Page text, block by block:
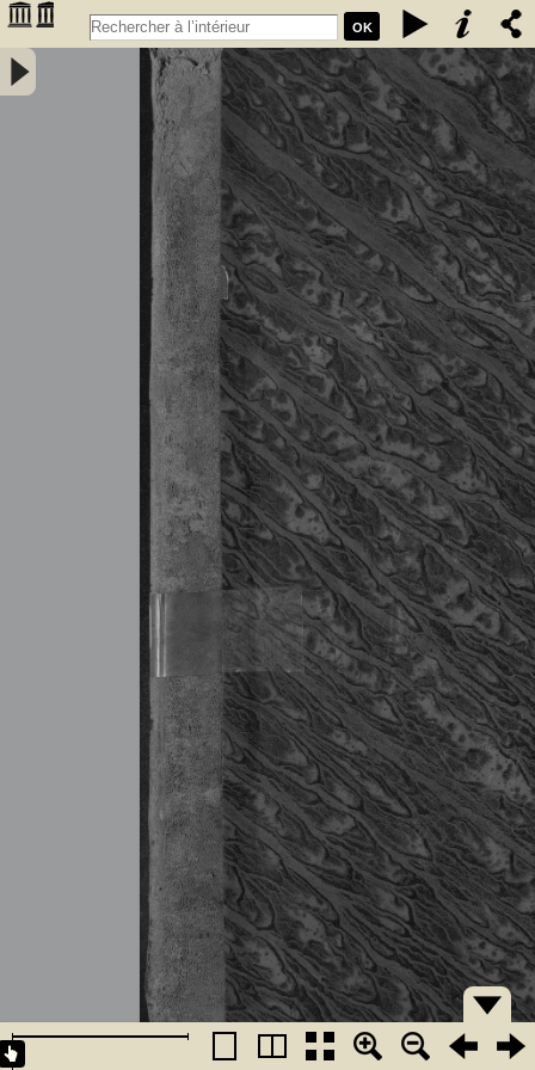
OK
Tableau général du commerce de la France avec ses colonies et les
puissances étrangères ... - Année 1836 - France. Direction générale